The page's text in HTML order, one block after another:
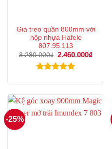
Giá treo quần 800mm với
hộp nhựa Hafele
807.95.113
3.280.000₫ Giá
gốc
là:
2.460.000₫
-25%